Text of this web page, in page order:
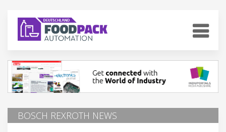
BOSCH REXROTH NEWS